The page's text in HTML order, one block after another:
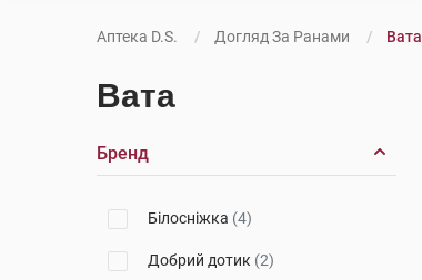
Аптека D.S. Догляд За Ранами Вата
Вата
Бренд
Білосніжка (4)
Добрий дотик (2)